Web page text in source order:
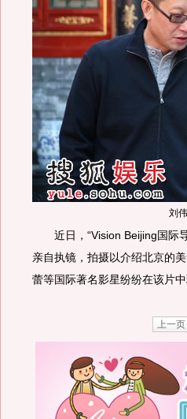
刘
近日，“Vision Beijing国际导
亲自执镜，拍摄以介绍北京的
蕾等国际著名影星纷纷在该片中
上一页